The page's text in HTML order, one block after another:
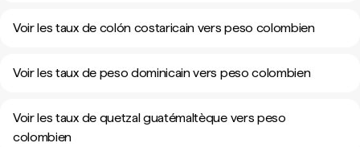
Voir les taux de colón costaricain vers peso colombien
Voir les taux de peso dominicain vers peso colombien
Voir les taux de quetzal guatémaltèque vers peso
colombien